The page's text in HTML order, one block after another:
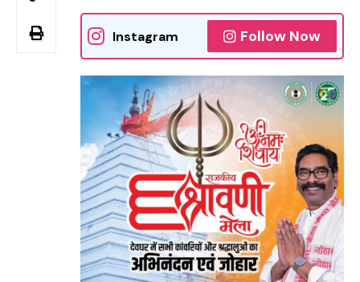
Instagram Follow Now